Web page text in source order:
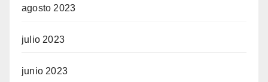
agosto 2023
julio 2023
junio 2023